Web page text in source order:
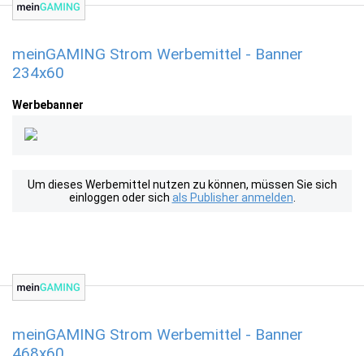
meinGAMING Strom Werbemittel - Banner
234x60
Werbebanner
Um dieses Werbemittel nutzen zu können, müssen Sie sich
einloggen oder sich als Publisher anmelden
meinGAMING Strom Werbemittel - Banner